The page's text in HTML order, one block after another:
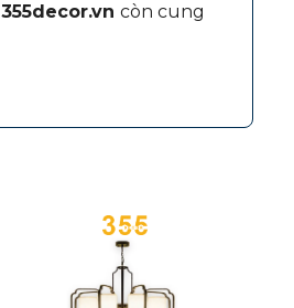
355decor.vn còn cung